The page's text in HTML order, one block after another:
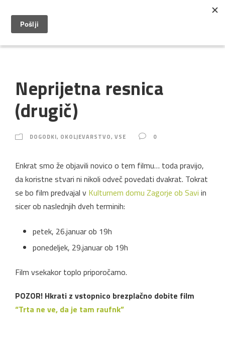
Neprijetna resnica
(drugič)
DOGODKI, OKOLJEVARSTVO, VSE 0
Enkrat smo že objavili novico o tem filmu… toda pravijo,
da koristne stvari ni nikoli odveč povedati dvakrat. Tokrat
se bo film predvajal v Kulturnem domu Zagorje ob Savi in
sicer ob naslednjih dveh terminih:
petek, 26.januar ob 19h
ponedeljek, 29.januar ob 19h
Film vsekakor toplo priporočamo.
POZOR! Hkrati z vstopnico brezplačno dobite film
“Trta ne ve, da je tam raufnk”